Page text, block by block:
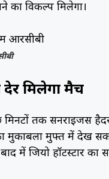
का विकल्प मिलेगा।
देर मिलेगा मैच
तक सनराइजर्स
मुकाबला मुफ्त में देख
में जियो हॉटस्टार का